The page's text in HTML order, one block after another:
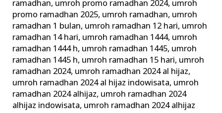
ramadhan, umroh promo ramadhan 2024, umroh
promo ramadhan 2025, umroh ramadhan, umroh
ramadhan 1 bulan, umroh ramadhan 12 hari, umroh
ramadhan 14 hari, umroh ramadhan 1444, umroh
ramadhan 1444 h, umroh ramadhan 1445, umroh
ramadhan 1445 h, umroh ramadhan 15 hari, umroh
ramadhan 2024, umroh ramadhan 2024 al hijaz,
umroh ramadhan 2024 al hijaz indowisata, umroh
ramadhan 2024 alhijaz, umroh ramadhan 2024
alhijaz indowisata, umroh ramadhan 2024 alhijaz